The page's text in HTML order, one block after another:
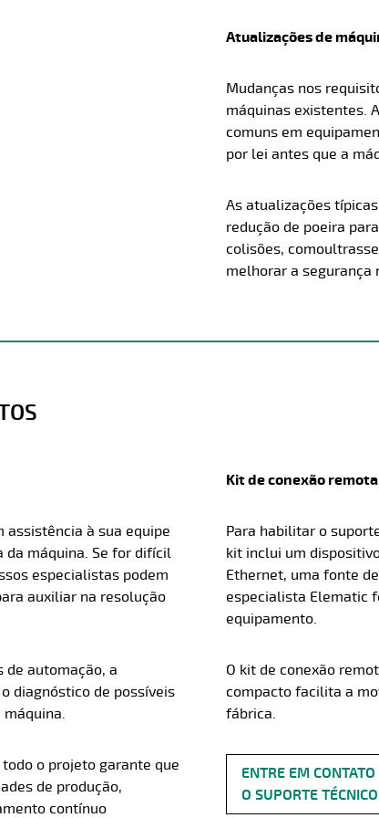
Atualizações de
Mudanças nos
máquinas existentes.
comuns em
por lei antes que a
As atualizações
redução de poeira
colisões, como
melhorar a segurança
à sua equipe
da máquina. Se for difícil
especialistas podem
auxiliar na resolução
de automação, a
diagnóstico de possíveis
o projeto garante que
de produção,
contínuo
Kit de conexão remota
Para habilitar o
kit inclui um
Ethernet, uma fonte
especialista Elematic
equipamento.
O kit de conexão
compacto facilita a
fábrica.
ENTRE EM
O SUPORTE TÉCNICO